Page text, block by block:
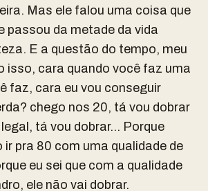
Mas ele falou uma coisa que
passou da metade da vida
E a questão do tempo, meu
isso, cara quando você faz uma
faz, cara eu vou conseguir
chego nos 20, tá vou dobrar
tá vou dobrar… Porque
ir pra 80 com uma qualidade de
eu sei que com a qualidade
ele não vai dobrar.